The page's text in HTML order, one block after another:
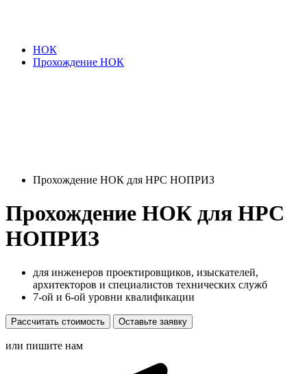
НОК
Прохождение НОК
Прохождение НОК для НРС НОПРИЗ
Прохождение НОК для НРС
НОПРИЗ
для инженеров проектировщиков, изыскателей,
архитекторов и специалистов технических служб
7-ой и 6-ой уровни квалификации
Рассчитать стоимость Оставьте заявку
или пишите нам